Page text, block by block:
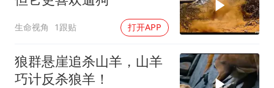
生命视角 1跟贴 打开APP
狼群悬崖追杀山羊，山羊
巧计反杀狼羊！